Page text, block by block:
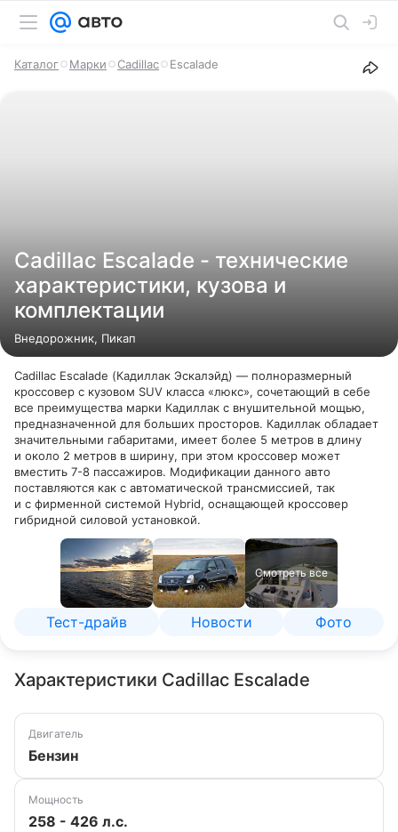
Каталог Марки Cadillac Escalade
Cadillac Escalade - технические
характеристики, кузова и
комплектации
Внедорожник, Пикап
Cadillac Escalade (Кадиллак Эскалэйд) — полноразмерный
кроссовер с кузовом SUV класса «люкс», сочетающий в себе
все преимущества марки Кадиллак с внушительной мощью,
предназначенной для больших просторов. Кадиллак обладает
значительными габаритами, имеет более 5 метров в длину
и около 2 метров в ширину, при этом кроссовер может
вместить 7-8 пассажиров. Модификации данного авто
поставляются как с автоматической трансмиссией, так
и с фирменной системой Hybrid, оснащающей кроссовер
гибридной силовой установкой.
Смотреть все
Тест-драйв Новости Фото
Характеристики Cadillac Escalade
Двигатель
Бензин
Мощность
258 - 426 л.с.